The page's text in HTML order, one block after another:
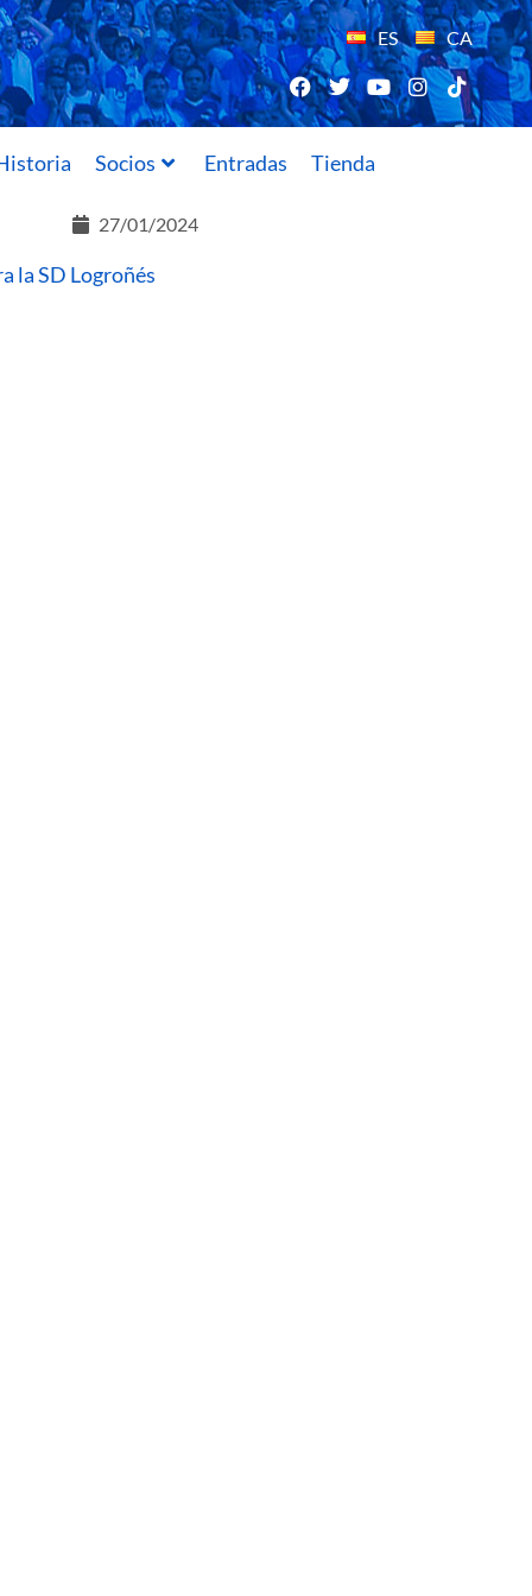
ES CA
Socios Entradas Tienda
27/01/2024
la SD Logroñés